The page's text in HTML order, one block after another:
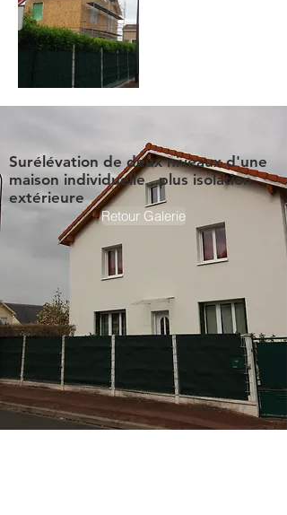
Surélévation de deux niveaux d'une
maison individuelle , plus isolation
extérieure
Retour Galerie